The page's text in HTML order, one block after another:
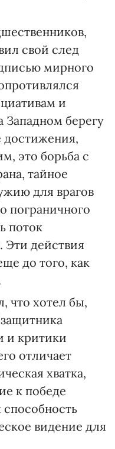
свой след
мирного
и
Западном берегу
достижения,
это борьба с
тайное
для врагов
пограничного
поток
Эти действия
до того, как
что хотел бы,
и критики
отличает
хватка,
к победе
видение для